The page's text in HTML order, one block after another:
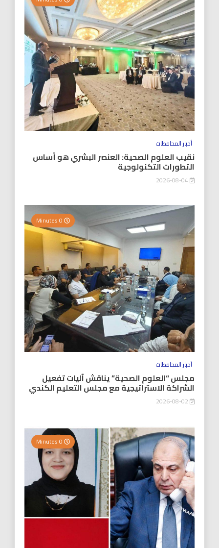
أخبار المحافظات
نقيب العلوم الصحية: العنصر البشري هو أساس
التطورات التكنولوجية
أخبار المحافظات
مجلس “العلوم الصحية” يناقش آليات تفعيل
الشراكة الاستراتيجية مع مجلس التعليم الكندي